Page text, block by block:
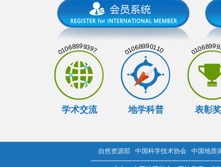
01068999397
学术交流
01068990110
地学科普 表彰
自然资源部 中国科学技术协会 中国地质